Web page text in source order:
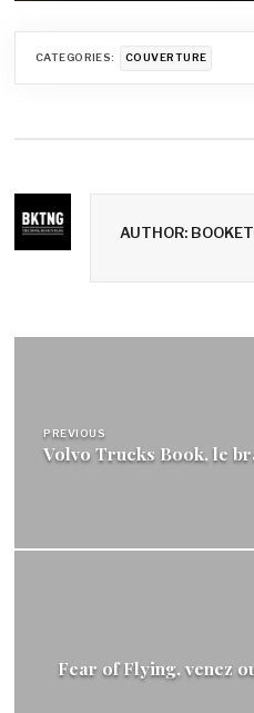
CATEGORIES: COUVERTURE
AUTHOR:
l’article
PREVIOUS
Volvo Trucks Book, le
Fear of Flying, venez